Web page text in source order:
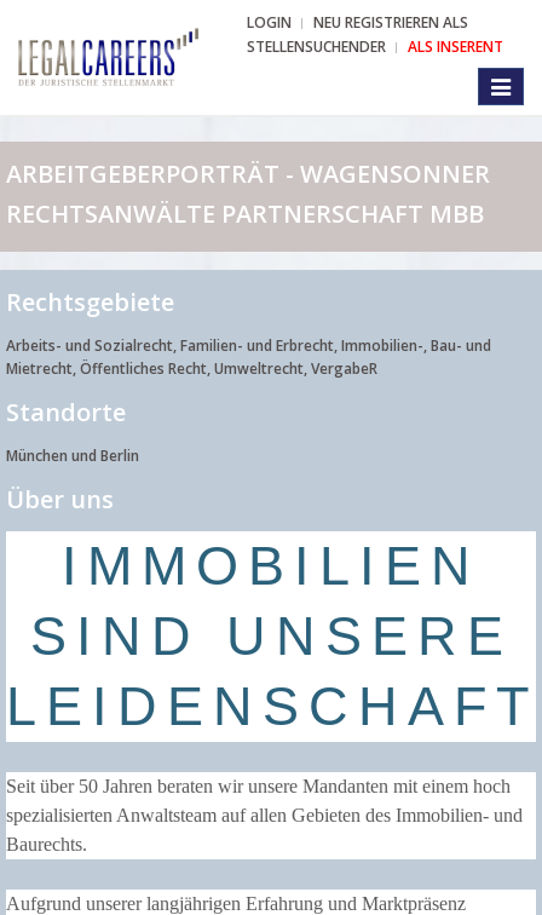
LOGIN
NEU REGISTRIEREN ALS
STELLENSUCHENDER
ALS INSERENT
ARBEITGEBERPORTRÄT - WAGENSONNER
RECHTSANWÄLTE PARTNERSCHAFT MBB
Rechtsgebiete
Arbeits- und Sozialrecht, Familien- und Erbrecht, Immobilien-, Bau- und
Mietrecht, Öffentliches Recht, Umweltrecht, VergabeR
Standorte
München und Berlin
Über uns
IMMOBILIEN
SIND UNSERE
LEIDENSCHAFT
Seit über 50 Jahren beraten wir unsere Mandanten mit einem hoch
spezialisierten Anwaltsteam auf allen Gebieten des Immobilien- und
Baurechts.
Aufgrund unserer langjährigen Erfahrung und Marktpräsenz